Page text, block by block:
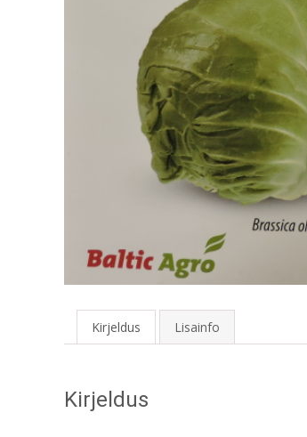
Kirjeldus Lisainfo
Kirjeldus